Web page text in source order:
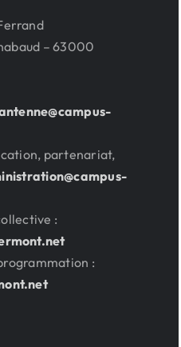
– 63000
partenariat,
:
: